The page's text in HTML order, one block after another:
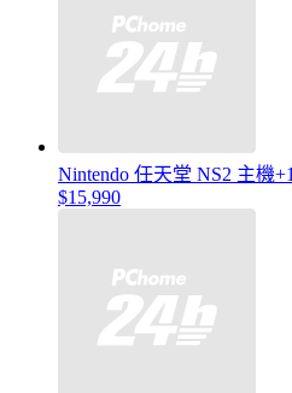
Nintendo 任天堂 NS2 主機
$15,990